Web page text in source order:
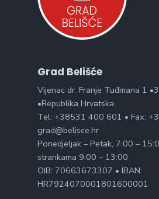
Grad Belišće
Vijenac dr. Franje Tuđmana 1
•Republika Hrvatska
Tel: +38531 400 601 • Fax:
grad@belisce.hr
Ponedjeljak – Petak, 7:00 –
strankama 9:00 – 13:00
OIB: 70663673307 • IBAN:
HR7924070001801600001